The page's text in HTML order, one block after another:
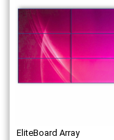
EliteBoard Array